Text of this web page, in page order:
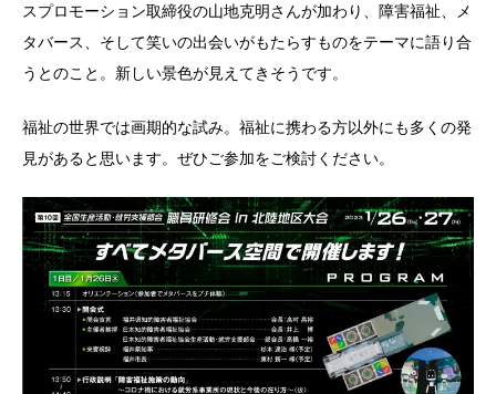
スプロモーション取締役の山地克明さんが加わり、障害福祉、メ
タバース、そして笑いの出会いがもたらすものをテーマに語り合
うとのこと。新しい景色が見えてきそうです。
福祉の世界では画期的な試み。福祉に携わる方以外にも多くの発
見があると思います。ぜひご参加をご検討ください。